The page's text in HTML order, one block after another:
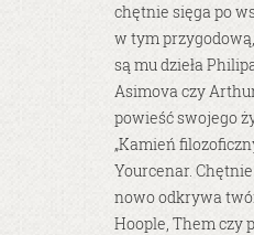
chętnie sięga po
w tym
są mu dzieła
Asimova czy
powieść swojego
„Kamień
Yourcenar.
nowo odkrywa
Hoople, Them czy